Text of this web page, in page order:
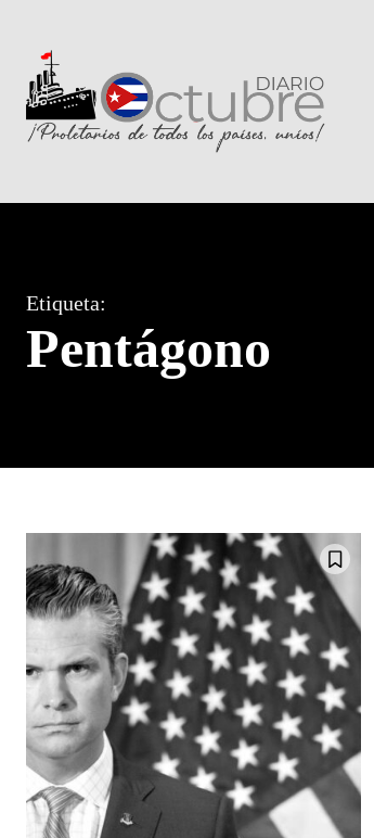
Etiqueta:
Pentágono